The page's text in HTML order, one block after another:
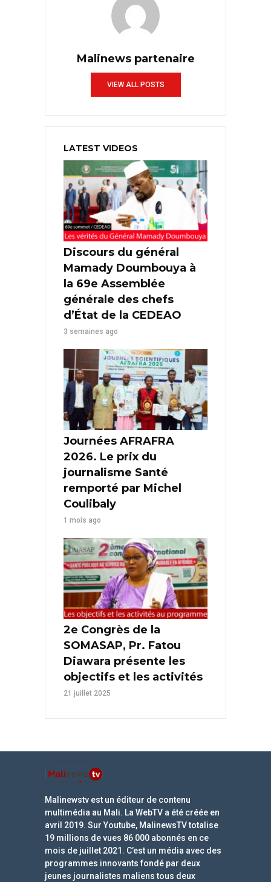
Malinews partenaire
VIEW ALL POSTS
LATEST VIDEOS
Discours du général
Mamady Doumbouya à
la 69e Assemblée
générale des chefs
d’État de la CEDEAO
3 semaines ago
Journées AFRAFRA
2026. Le prix du
journalisme Santé
remporté par Michel
Coulibaly
1 mois ago
2e Congrès de la
SOMASAP, Pr. Fatou
Diawara présente les
objectifs et les activités
21 juillet 2025
Malinewstv est un éditeur de contenu
multimédia au Mali. La WebTV a été créée en
avril 2019. Sur Youtube, MalinewsTV totalise
19 millions de vues 86 000 abonnés en ce
mois de juillet 2021. C’est un média avec des
programmes innovants fondé par deux
jeunes journalistes maliens tous deux